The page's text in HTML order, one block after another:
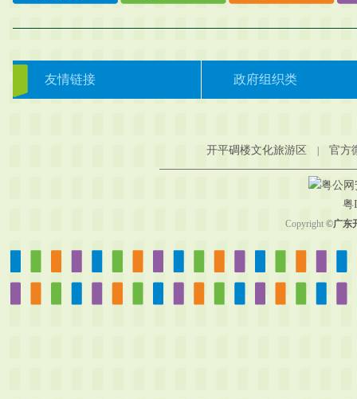
友情链接 政府组织类
开平碉楼文化旅游区 | 官方
粤公网
粤
Copyright ©广东